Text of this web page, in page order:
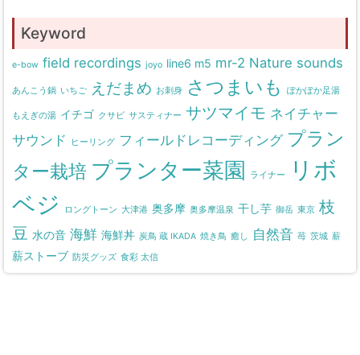
Keyword
e-bow field recordings joyo line6 m5 mr-2 Nature sounds
あんこう鍋 いちご えだまめ お刺身 さつまいも ぽかぽか足湯
もえぎの湯 イチゴ クサビ サスティナー サツマイモ ネイチャー
サウンド
ヒーリング フィールドレコーディング プラン
ター栽培 プランター菜園 ライナー
リボ
ベジ
ロングトーン 大津港 奥多摩 奥多摩温泉 干し芋 御岳 東京 枝
豆 水の音 海鮮 海鮮丼 炭鳥 蔵 IKADA 焼き鳥 癒し 自然音 苺 茨城 薪
薪ストーブ 防災グッズ 食彩 太信